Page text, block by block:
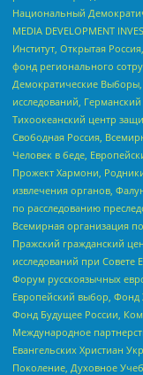
Национальный
MEDIA DEVELOPMENT
Институт, Открытая
фонд регионального
Демократические
исследований,
Тихоокеанский центр
Свободная Россия,
Человек в беде,
Прожект Хармони,
извлечения органов,
по расследованию
Всемирная организация
Пражский гражданский
исследований при Совете
Форум русскоязычных
Европейский выбор, Фонд
Фонд Будущее России,
Международное
Евангельских Христиан
Поколение, Духовное